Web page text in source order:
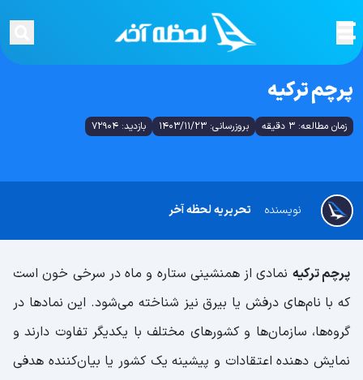
پرچم ترکیه
زمان مطالعه: 3 دقیقه بروزرسانی: 1403/11/23 بازدید: 72904
تحریریه لحظه آخر نویسنده
پرچم ترکیه نمادی از همنشینی ستاره و ماه در سرخی خون است
که با نام‌های درفش یا بیرق نیز شناخته می‌شود. این نمادها در
گروه‌ها، سازمان‌ها و کشورهای مختلف با یکدیگر تفاوت دارند و
نمایش دهنده اعتقادات و پیشینه یک کشور یا بیان‌کننده هدفی